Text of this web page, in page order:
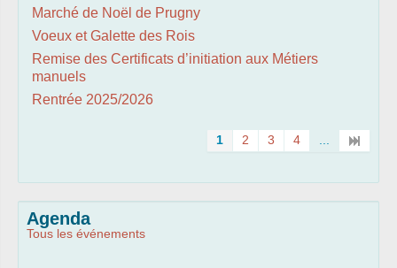
Marché de Noël de Prugny
Voeux et Galette des Rois
Remise des Certificats d’initiation aux Métiers
manuels
Rentrée 2025/2026
1 2 3 4 ...
Agenda
Tous les événements